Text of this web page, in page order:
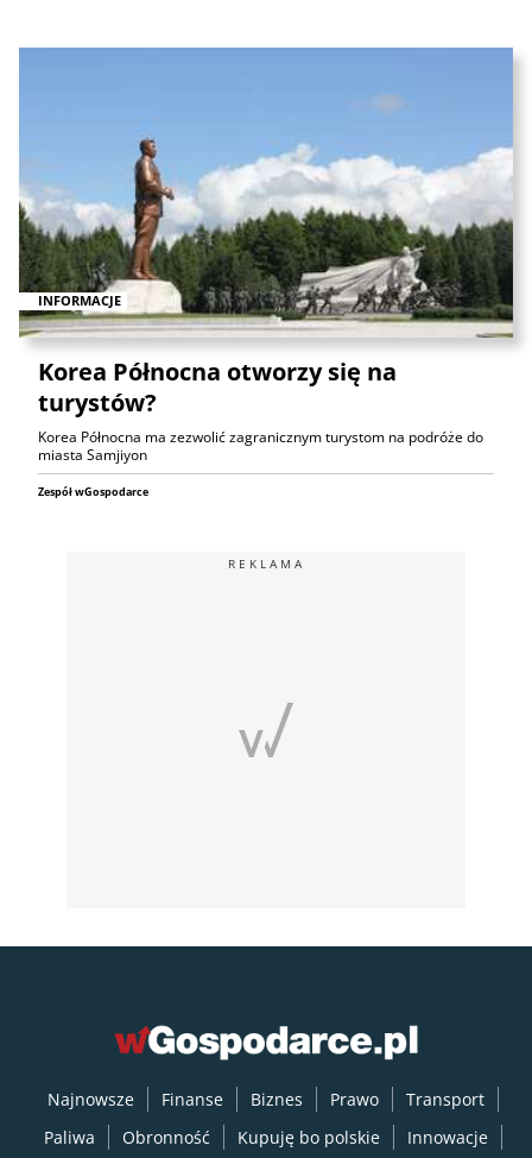
INFORMACJE
Korea Północna otworzy się na
turystów?
Korea Północna ma zezwolić zagranicznym turystom na podróże do
miasta Samjiyon
Zespół wGospodarce
REKLAMA
Najnowsze Finanse Biznes Prawo
Transport
Paliwa
Obronność Kupuję bo polskie Innowacje